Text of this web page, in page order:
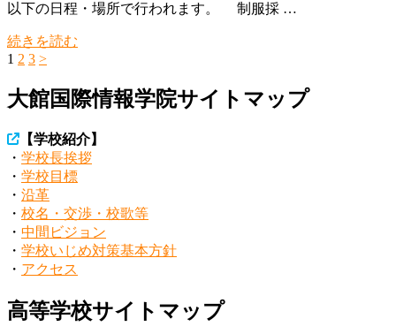
以下の日程・場所で行われます。 制服採 …
続きを読む
投
稿
ペ
ー
ジ
送
り
固
ペ
ジ
1 固
ペ
ー
ジ
2 固
ペ
ー
ジ
3 >
大館国際情報学院サイトマップ
【学校紹介】
・ 学校長挨拶
・ 学校目標
・ 沿革
・ 校名・交渉・校歌等
・ 中間ビジョン
・ 学校いじめ対策基本方針
・ アクセス
高等学校サイトマップ